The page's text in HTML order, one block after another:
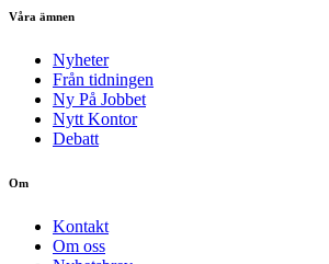
Våra ämnen
Nyheter
Från tidningen
Ny På Jobbet
Nytt Kontor
Debatt
Om
Kontakt
Om oss